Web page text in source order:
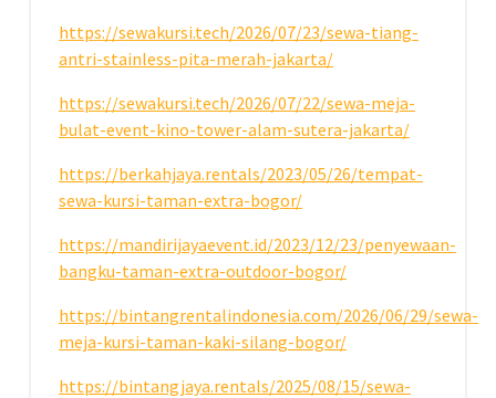
https://sewakursi.tech/2026/07/23/sewa-tiang-
antri-stainless-pita-merah-jakarta/
https://sewakursi.tech/2026/07/22/sewa-meja-
bulat-event-kino-tower-alam-sutera-jakarta/
https://berkahjaya.rentals/2023/05/26/tempat-
sewa-kursi-taman-extra-bogor/
https://mandirijayaevent.id/2023/12/23/penyewaan-
bangku-taman-extra-outdoor-bogor/
https://bintangrentalindonesia.com/2026/06/29/sewa-
meja-kursi-taman-kaki-silang-bogor/
https://bintangjaya.rentals/2025/08/15/sewa-